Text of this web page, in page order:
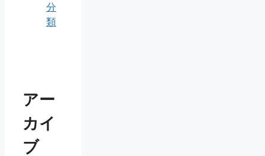
分
類
アー
カイ
ブ